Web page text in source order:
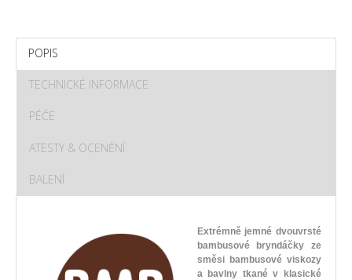
POPIS
TECHNICKÉ INFORMACE
PÉČE
ATESTY & OCENĚNÍ
BALENÍ
Extrémně jemné dvouvrsté
bambusové bryndáčky ze
směsi bambusové viskozy
a bavlny tkané v klasické